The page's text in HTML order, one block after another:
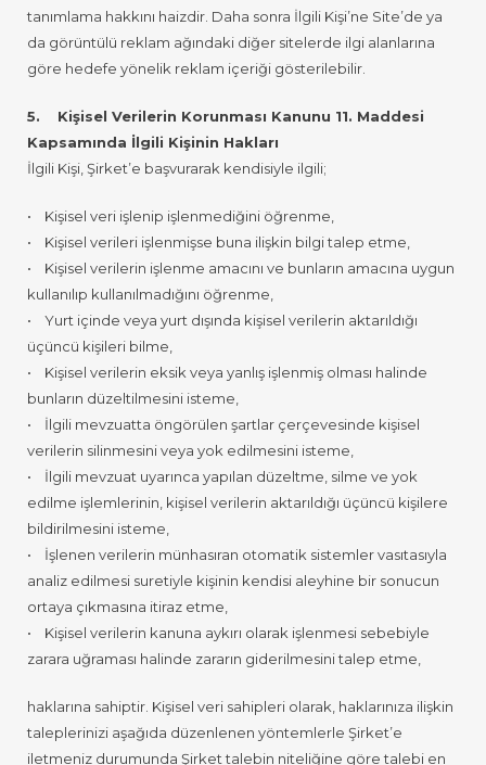
tanımlama hakkını haizdir. Daha sonra İlgili Kişi’ne Site’de ya
da görüntülü reklam ağındaki diğer sitelerde ilgi alanlarına
göre hedefe yönelik reklam içeriği gösterilebilir.
5. Kişisel Verilerin Korunması Kanunu 11. Maddesi
Kapsamında İlgili Kişinin Hakları
İlgili Kişi, Şirket’e başvurarak kendisiyle ilgili;
• Kişisel veri işlenip işlenmediğini öğrenme,
• Kişisel verileri işlenmişse buna ilişkin bilgi talep etme,
• Kişisel verilerin işlenme amacını ve bunların amacına uygun
kullanılıp kullanılmadığını öğrenme,
• Yurt içinde veya yurt dışında kişisel verilerin aktarıldığı
üçüncü kişileri bilme,
• Kişisel verilerin eksik veya yanlış işlenmiş olması halinde
bunların düzeltilmesini isteme,
• İlgili mevzuatta öngörülen şartlar çerçevesinde kişisel
verilerin silinmesini veya yok edilmesini isteme,
• İlgili mevzuat uyarınca yapılan düzeltme, silme ve yok
edilme işlemlerinin, kişisel verilerin aktarıldığı üçüncü kişilere
bildirilmesini isteme,
• İşlenen verilerin münhasıran otomatik sistemler vasıtasıyla
analiz edilmesi suretiyle kişinin kendisi aleyhine bir sonucun
ortaya çıkmasına itiraz etme,
• Kişisel verilerin kanuna aykırı olarak işlenmesi sebebiyle
zarara uğraması halinde zararın giderilmesini talep etme,
haklarına sahiptir. Kişisel veri sahipleri olarak, haklarınıza ilişkin
taleplerinizi aşağıda düzenlenen yöntemlerle Şirket’e
iletmeniz durumunda Şirket talebin niteliğine göre talebi en